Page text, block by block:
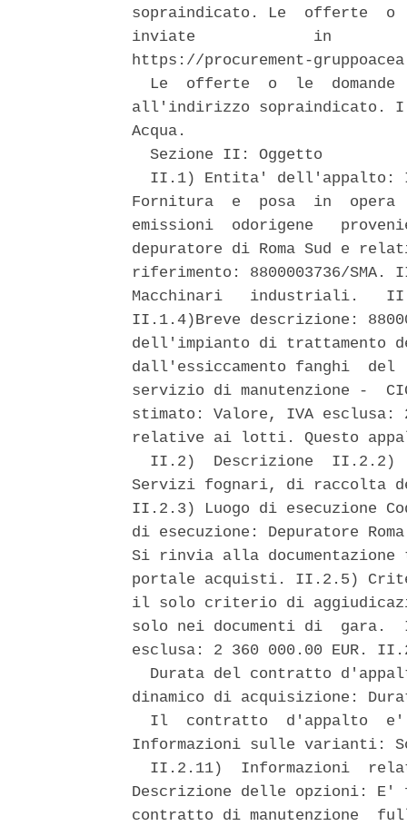
sopraindicato. Le  offerte  o
inviate             in
https://procurement-
Le  offerte  o  le  domande
all'indirizzo
Acqua.
  Sezione II: Oggetto
II.1) Entita' dell'appalto:
Fornitura  e  posa  in
emissioni  odorigene
depuratore di Roma Sud e
riferimento: 8800003736/
Macchinari   industriali.
II.1.4)Breve descrizione:
dell'impianto di trattamento
dall'essiccamento fanghi
servizio di manutenzione -
stimato: Valore, IVA esclusa:
relative ai lotti. Questo
II.2)  Descrizione  II.2.2)
Servizi fognari, di
II.2.3) Luogo di esecuzione
di esecuzione: Depuratore
Si rinvia alla
portale acquisti. II.2.5)
il solo criterio di
solo nei documenti di
esclusa: 2 360 000.00 EUR.
Durata del contratto
dinamico di acquisizione:
Il  contratto  d'appalto
Informazioni sulle varianti:
II.2.11)  Informazioni
Descrizione delle opzioni:
contratto di manutenzione